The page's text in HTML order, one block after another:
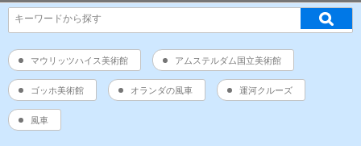
マウリッツハイス美術館 アムステルダム国立美術館
ゴッホ美術館 オランダの風車 運河クルーズ
風車